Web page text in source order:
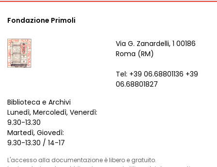
Fondazione Primoli
Via G. Zanardelli, 1 00186
Roma (RM)
Tel: +39 06.68801136 +39
06.68801827
Biblioteca e Archivi
Lunedì, Mercoledì, Venerdì:
9.30-13.30
Martedì, Giovedì:
9.30-13.30 / 14-17
L'accesso alla documentazione è libero e gratuito.